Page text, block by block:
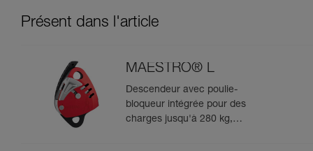
Présent dans l'article
MAESTRO® L
Descendeur avec poulie-
bloqueur intégrée pour des
charges jusqu'à 280 kg,